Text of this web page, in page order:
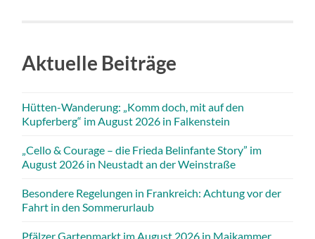
Aktuelle Beiträge
Hütten-Wanderung: „Komm doch, mit auf den
Kupferberg“ im August 2026 in Falkenstein
„Cello & Courage – die Frieda Belinfante Story” im
August 2026 in Neustadt an der Weinstraße
Besondere Regelungen in Frankreich: Achtung vor der
Fahrt in den Sommerurlaub
Pfälzer Gartenmarkt im August 2026 in Maikammer